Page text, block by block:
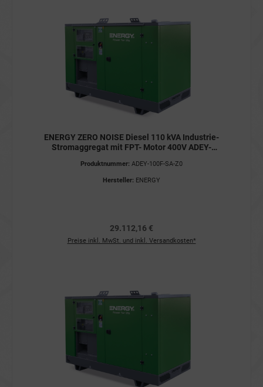
ENERGY ZERO NOISE Diesel 110 kVA Industrie-
Stromaggregat mit FPT- Motor 400V ADEY-
Produktnummer: ADEY-100F-SA-Z0
Hersteller: ENERGY
29.112,16 €
Preise inkl. MwSt. und inkl. Versandkosten*